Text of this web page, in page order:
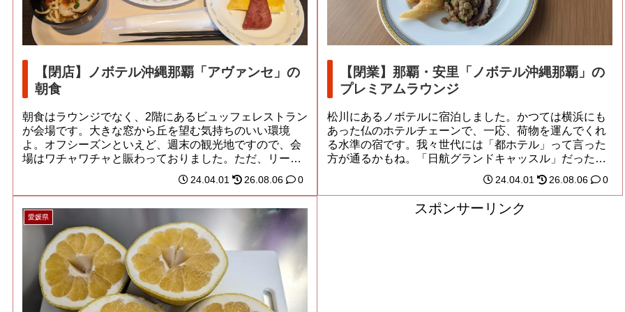
【閉店】ノボテル沖縄那覇「アヴァンセ」の
朝食
朝食はラウンジでなく、2階にあるビュッフェレストラン
が会場です。大きな窓から丘を望む気持ちのいい環境
よ。オフシーズンといえど、週末の観光地ですので、会
場はワチャワチャと賑わっておりました。ただ、リー
24.04.01 26.08.06 0
【閉業】那覇・安里「ノボテル沖縄那覇」の
プレミアムラウンジ
松川にあるノボテルに宿泊しました。かつては横浜にも
あった仏のホテルチェーンで、一応、荷物を運んでくれ
る水準の宿です。我々世代には「都ホテル」って言った
方が通るかもね。「日航グランドキャッスル」だった
24.04.01 26.08.06 0
愛媛県
スポンサーリンク